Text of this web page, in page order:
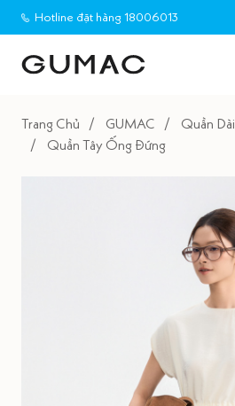
Hotline đặt hàng 18006013
Trang Chủ GUMAC
Quần Dài
Quần Tây Ống Đứng